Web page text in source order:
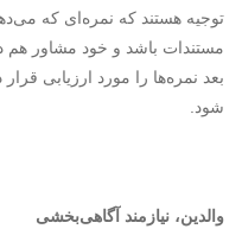
توجیه هستند که نمره‌ای که
مستندات باشد و خود مشاور هم
بعد نمره‌ها را مورد ارزیابی
شود.
والدین، نیازمند آگاهی‌بخشی